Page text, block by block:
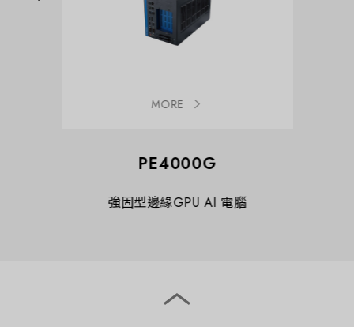
MORE
PE4000G
強固型邊緣GPU AI 電腦